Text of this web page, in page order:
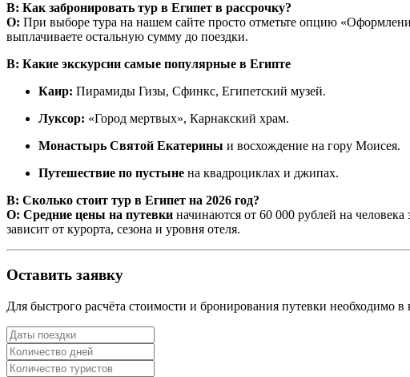
В: Как забронировать тур в Египет в рассрочку?
О: При выборе тура на нашем сайте просто отметьте опцию
выплачиваете остальную сумму до поездки.
В: Какие экскурсии самые популярные в Египте
Каир: Пирамиды Гизы, Сфинкс, Египетский музей.
Луксор: «Город мертвых», Карнакский храм.
Монастырь Святой Екатерины и восхождение на гору Моисея.
Путешествие по пустыне на квадроциклах и джипах.
В: Сколько стоит тур в Египет на 2026 год?
О: Средние цены на путевки начинаются от 60 000 рублей на человека
зависит от курорта, сезона и уровня отеля.
Оставить заявку
Для быстрого расчёта стоимости и бронирования путевки